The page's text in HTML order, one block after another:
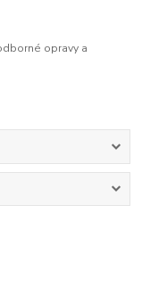
opravy a